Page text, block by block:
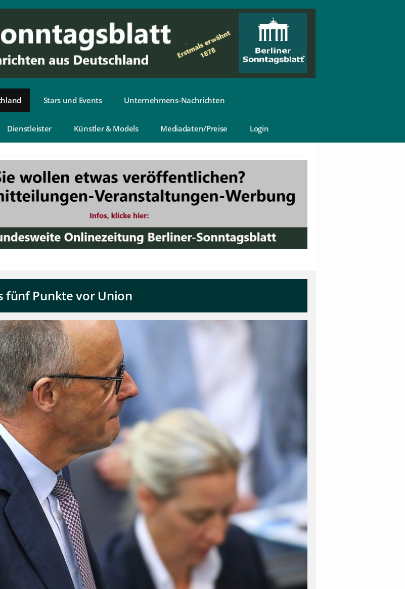
Stars und Events Unternehmens-Nachrichten
Dienstleister Künstler & Models Mediadaten/Preise Login
fünf Punkte vor Union